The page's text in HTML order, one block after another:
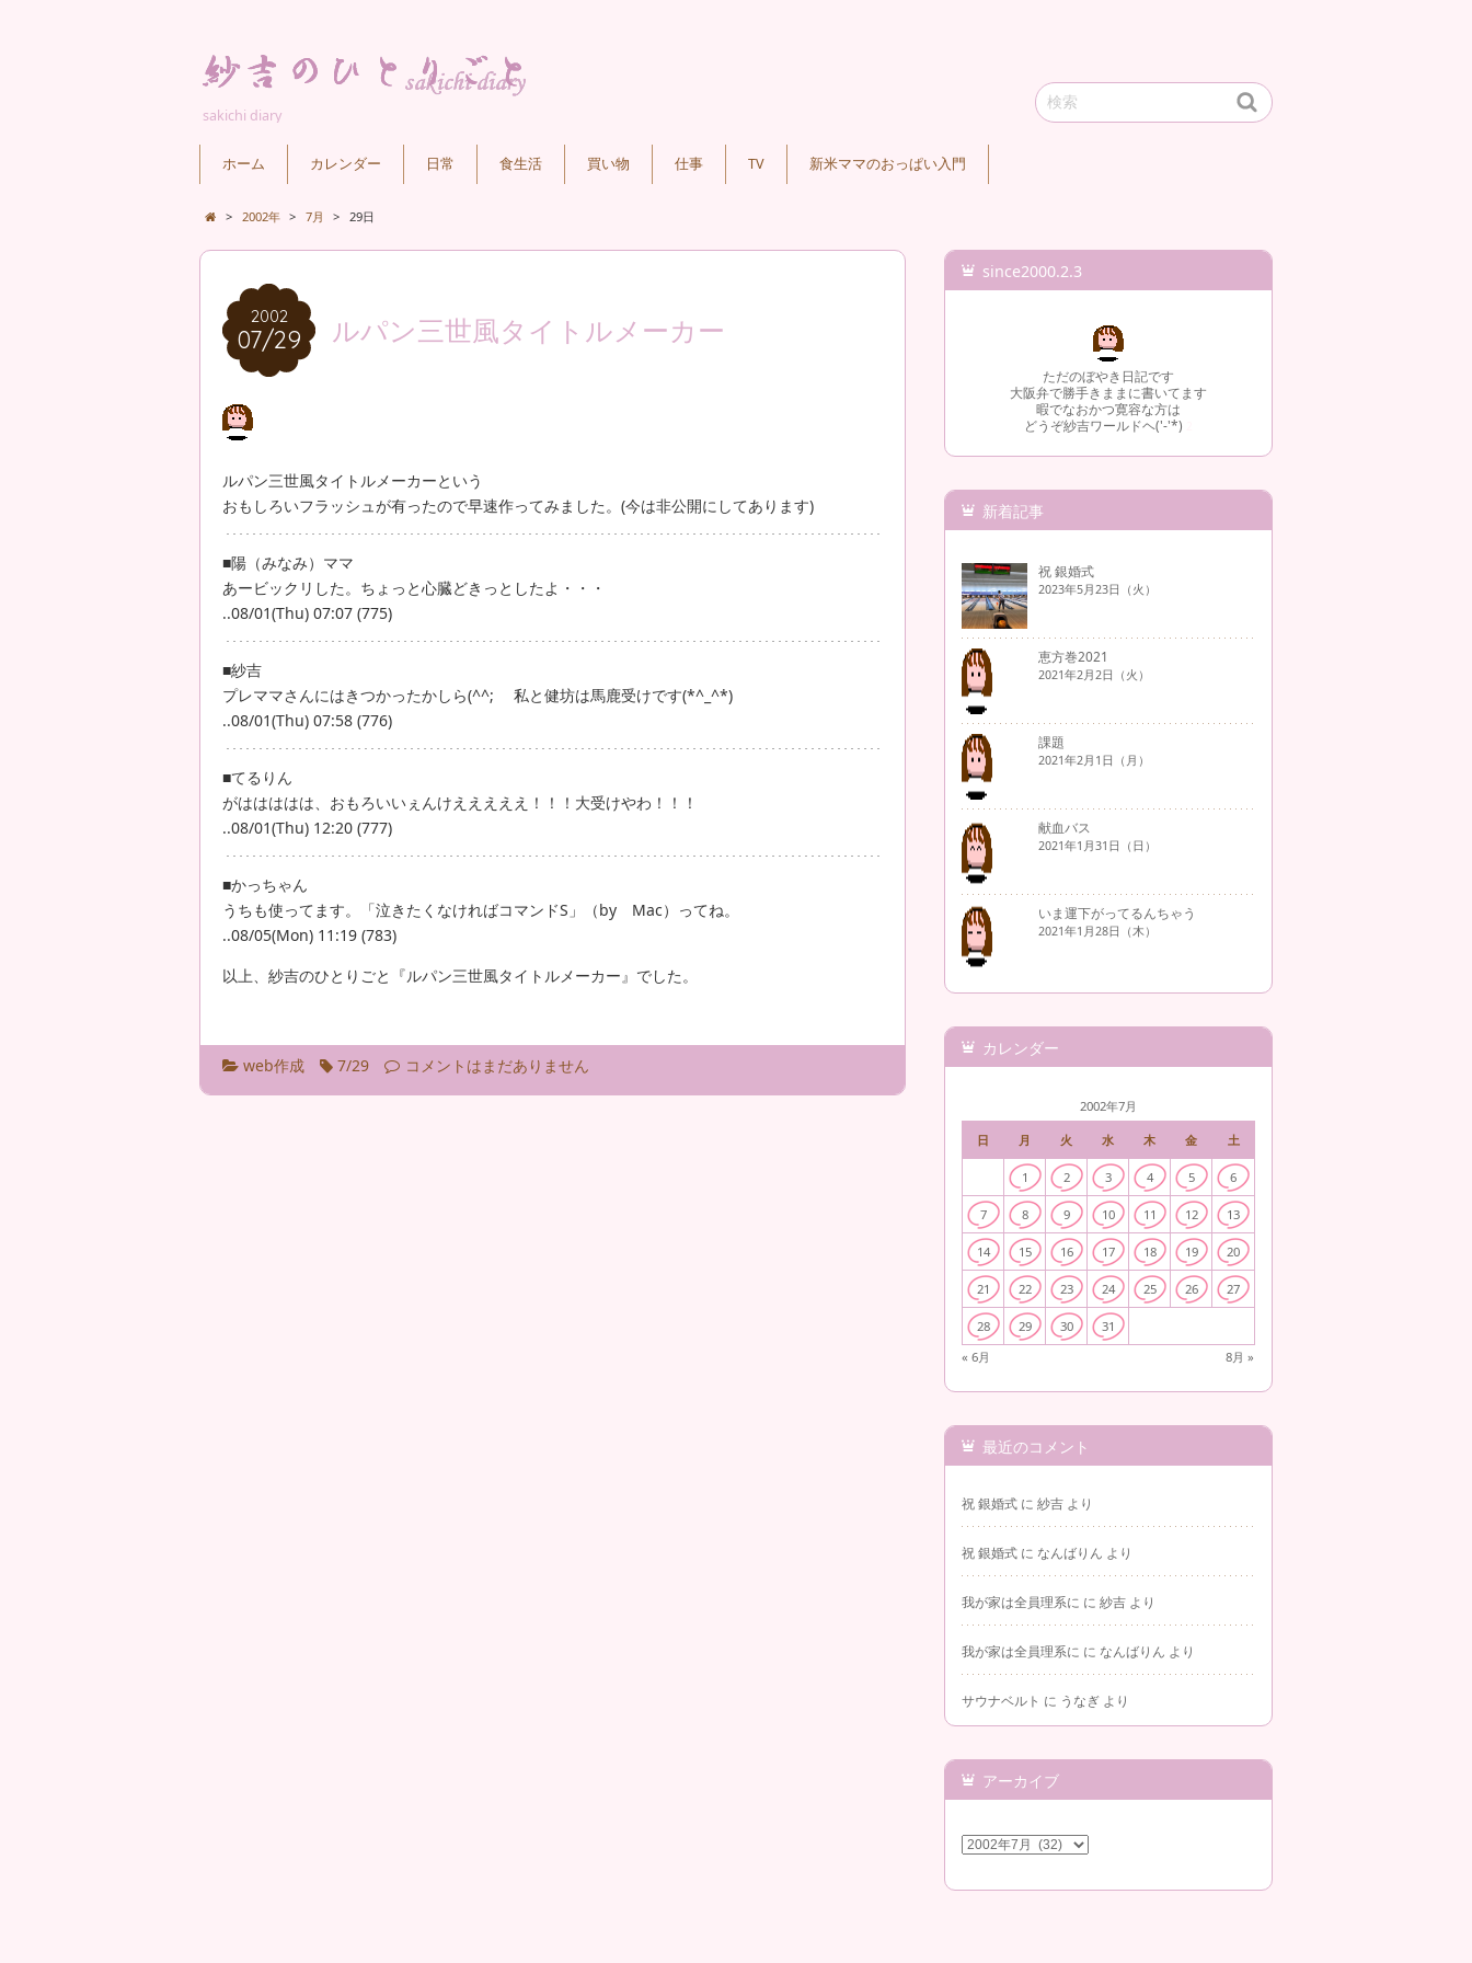
sakichi diary
ホーム カレンダー 日常 食生活 買い物 仕事 TV 新米ママのおっぱい入門
> 2002年 > 7月 > 29日
2002
07/29
2002
07/29 ルパン三世風タイトルメーカー
ルパン三世風タイトルメーカーという
おもしろいフラッシュが有ったので早速作ってみました。(今は非公開にしてあります)
■陽（みなみ）ママ
あービックリした。ちょっと心臓どきっとしたよ・・・
..08/01(Thu) 07:07 (775)
■紗吉
プレママさんにはきつかったかしら(^^;ゞ 私と健坊は馬鹿受けです(*^_^*)
..08/01(Thu) 07:58 (776)
■てるりん
がははははは、おもろいいぇんけえええええ！！！大受けやわ！！！
..08/01(Thu) 12:20 (777)
■かっちゃん
うちも使ってます。「泣きたくなければコマンドS」（by Mac）ってね。
..08/05(Mon) 11:19 (783)
以上、紗吉のひとりごと『ルパン三世風タイトルメーカー』でした。
web作成 7/29 コメントはまだありません
since2000.2.3
ただのぼやき日記です
大阪弁で勝手きままに書いてます
暇でなおかつ寛容な方は
どうぞ紗吉ワールドヘ('-'*)
新着記事
祝 銀婚式
2023年5月23日（火）
恵方巻2021
2021年2月2日（火）
課題
2021年2月1日（月）
献血バス
2021年1月31日（日）
いま運下がってるんちゃう
2021年1月28日（木）
カレンダー
2002年7月
日 月 火 水 木 金 土
« 6月 8月 »
1 2 3 4 5 6
7 8 9 10 11 12 13
14 15 16 17 18 19 20
21 22 23 24 25 26 27
28 29 30 31
最近のコメント
祝 銀婚式 に 紗吉 より
祝 銀婚式 に なんばりん より
我が家は全員理系に に 紗吉 より
我が家は全員理系に に なんばりん より
サウナベルト に うなぎ より
アーカイブ
ア
ー
イ